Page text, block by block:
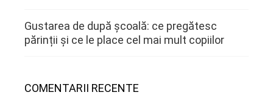
Gustarea de după școală: ce pregătesc
părinții și ce le place cel mai mult copiilor
COMENTARII RECENTE